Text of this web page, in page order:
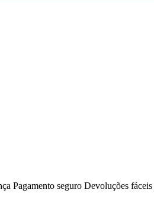
Pagamento seguro Devoluções fáceis